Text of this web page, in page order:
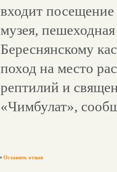
входит посещение
музея,
Береснянскому
поход на место
рептилий и
«Чимбулат»,
Оставить отзыв